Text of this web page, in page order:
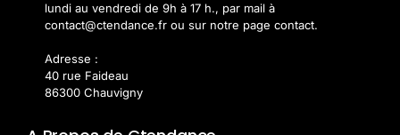
lundi au vendredi de 9h à 17 h., par mail à
contact@ctendance.fr ou sur notre page contact.
Adresse :
40 rue Faideau
86300 Chauvigny